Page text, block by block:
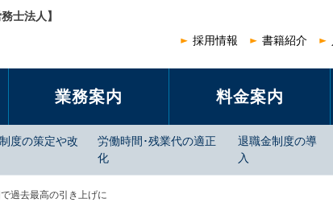
士法人】
採用情報
書籍紹介
業務案内 料金案内
度の策定や改
労働時間･残業代の適正
化
退職金制度の導
入
過去最高の引き上げに